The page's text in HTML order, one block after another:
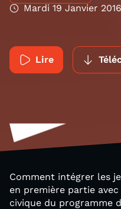
Mardi 19 Janvier 2016
Lire
Comment intégrer les
en première partie
civique du programme